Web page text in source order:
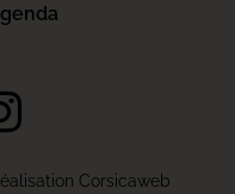
Corsicaweb